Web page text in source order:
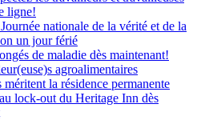
ligne!
nationale de la vérité et de la
un jour férié
de maladie dès maintenant!
agroalimentaires
méritent la résidence permanente
lock-out du Heritage Inn dès